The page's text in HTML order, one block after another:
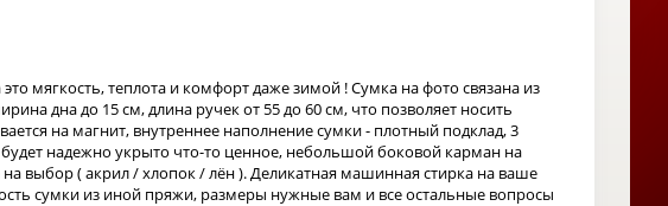
мягкость, теплота и комфорт даже зимой ! Сумка на фото связана из
дна до 15 см, длина ручек от 55 до 60 см, что позволяет носить
на магнит, внутреннее наполнение сумки - плотный подклад, 3
надежно укрыто что-то ценное, небольшой боковой карман на
выбор ( акрил / хлопок / лён ). Деликатная машинная стирка на ваше
сумки из иной пряжи, размеры нужные вам и все остальные вопросы